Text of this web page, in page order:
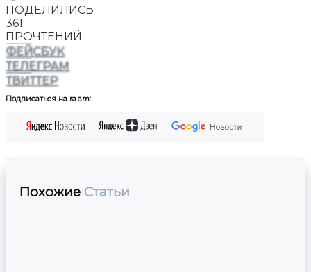
ПОДЕЛИЛИСЬ
361
ПРОЧТЕНИЙ
ФЕЙСБУК
ТЕЛЕГРАМ
ТВИТТЕР
Подписаться на ra.am:
Похожие Статьи